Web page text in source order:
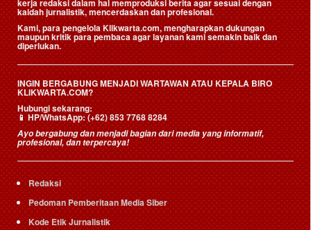
kaidah jurnalistik, mencerdaskan dan profesional.
Kami, para pengelola Klikwarta.com, mengharapkan dukungan
maupun kritik para pembaca agar layanan kami semakin baik dan
diperlukan.
INGIN BERGABUNG MENJADI WARTAWAN ATAU KEPALA BIRO
KLIKWARTA.COM?
Hubungi sekarang:
📱HP/WhatsApp:(+62) 853 7768 8284
Ayo bergabung dan menjadi bagian dari media yang informatif,
profesional, dan terpercaya!
Redaksi
Pedoman Pemberitaan Media Siber
Kode Etik Jurnalistik